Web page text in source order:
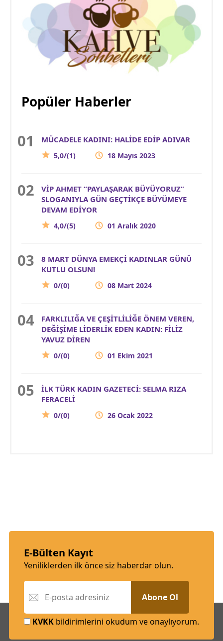
Popüler Haberler
MÜCADELE KADINI: HALİDE EDİP ADIVAR
5,0/(1) 18 Mayıs 2023
VİP AHMET “PAYLAŞARAK BÜYÜYORUZ”
SLOGANIYLA GÜN GEÇTİKÇE BÜYÜMEYE
DEVAM EDİYOR
4,0/(5) 01 Aralık 2020
8 MART DÜNYA EMEKÇİ KADINLAR GÜNÜ
KUTLU OLSUN!
0/(0) 08 Mart 2024
FARKLILIĞA VE ÇEŞİTLİLİĞE ÖNEM VEREN,
DEĞİŞİME LİDERLİK EDEN KADIN: FİLİZ
YAVUZ DİREN
0/(0) 01 Ekim 2021
İLK TÜRK KADIN GAZETECİ: SELMA RIZA
FERACELİ
0/(0) 26 Ocak 2022
E-Bülten Kayıt
Yeniliklerden ilk önce siz haberdar olun.
Abone Ol
KVKK bildirimlerini okudum ve onaylıyorum.